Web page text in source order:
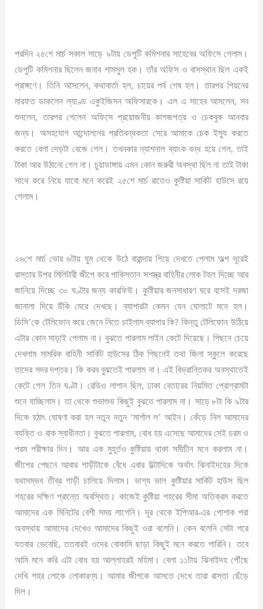
পরদিন ২৫শে মার্চ সকাল সাড়ে ৯টায় ডেপুটি কমিশনার সাহেবের অফিসে গেলাম।
ডেপুটি কমিশনার ছিলেন জনাব শামসুল হক। তাঁর অফিস ও বাসস্থান ছিল একই
প্রাঙ্গণে। তিনি আসলেন, কথাবার্তা হল, চায়ের পর্ব শেষ হল। তারপর পিয়নের
মারফত ডাকলেন ল্যাণ্ড একুইজিসন অফিসারকে। এল এ সাহেব আসলেন, সব
শুনলেন, তারপর গেলেন অফিসে প্রয়োজনীয় কাগজপত্র ও চেকবুক আনবার
জন্য। অসহযোগ আন্দোলনের প্রতিবন্ধকতা সেরে আমাকে চেক ইস্যু করতে
করতে বেলা দেড়টা বেজে গেল। তখনকার ন্যাশনাল ব্যাংক বন্ধ হয়ে গেল, তাই
টাকা আর উঠানো গেল না। চুয়াডাঙ্গায় এমন কোন জরুরী অবস্থা ছিল না তাই টাকা
সাথে করে নিয়ে যাবো মনে করেই ২৫শে মার্চ রাতেও কুষ্টিয়া সার্কিট হাউসে রয়ে
গেলাম।
২৬শে মার্চ ভোর ৬টায় ঘুম থেকে উঠে বারান্দায় গিয়ে দেখতে পেলাম অল্প দূরেই
রাস্তার উপর মিলিটারী জীপে করে পাকিস্তান সশস্ত্র বাহিনীর লোক টহল দিচ্ছে আর
জানিয়ে দিচ্ছে ৩০ ঘণ্টার জন্য কারফিউ। কুষ্টিয়ার জনসাধারণ ঘরে বসেই দরজা
জানালা দিয়ে উঁকি মেরে দেখছে। ব্যাপারটা কেমন যেন ঘোলাটে মনে হল।
ডিসি’কে টেলিফোন করে জেনে নিতে চাইলাম ব্যাপার কি? কিন্তু টেলিফোন উঠিয়ে
এটার কোন সাড়াই পেলাম না। বুঝতে পারলাম লাইন কেটে দিয়েছে। পিছনে চেয়ে
দেখলাম সামরিক বাহিনী সার্কিট হাউসের ঠিক পিছনেই তথা জিলা স্কুলে করেছে
তাদের সদর দপ্তর। কি করব বুঝতেই পারলাম না। এই বিভ্রান্তিকর অবস্থাতেই
কেটে গেল তিন ঘণ্টা। রেডিও লাগান ছিল, ঢাকা বেতারের নিয়মিত প্রোগ্রামটা
শুনে যাচ্ছিলাম। তা থেকে শুভাশুভ কিছুই বুঝতে পারলাম না। সাড়ে ৮টা কি ৯টার
দিকে হঠাৎ ঘোষণা করা হল নতুন নতুন ‘মার্শাল ল’ আইন। কেঁড়ে নিল আমাদের
ব্যক্তি ও বাক স্বাধীনতা। বুঝতে পারলাম, বোধ হয় এসেছে আমাদের সেই চরম ও
পরম পরীক্ষার দিন। আর এক মুহূর্তও কুষ্টিয়ায় থাকা সমীচীন মনে করলাম না।
জীপের পেছনে আবার গাড়ীটাকে বেঁধে এবার উল্টাদিকে অর্থাৎ ঝিনাইদহের দিকে
যথাসম্ভব তীব্র গাড়ী চালিয়ে দিলাম। ভাগ্য ভাল কুষ্টিয়ার সার্কিট হাউস ছিল
শহরের দক্ষিণ প্রান্তে অবস্থিত। কাজেই কুষ্টিয়া শহরের সীমা অতিক্রম করতে
আমাদের এক মিনিটের বেশী সময় লাগেনি। দূর থেকে ইপিআর-এর পোশাক পরা
অবস্থায় আমাদের দেখেও আমাদের কিছুই ওরা বলেনি। কেন বলেনি সেটা পরে
যতবার ভেবেছি, ততবারই ওদের বোকামি ছাড়া কিছুই মনে করতে পারিনি। তবে
আমি মনে করি এটা বোধ হয় আল্লাহরই মহিমা। বেলা ১১টায় ঝিনাইদহ পৌঁছে
দেখি শহর লোকে লোকারণ্য। আমার জীপকে আসতে দেখে তারা রাস্তা ছেঁড়ে
দিল।